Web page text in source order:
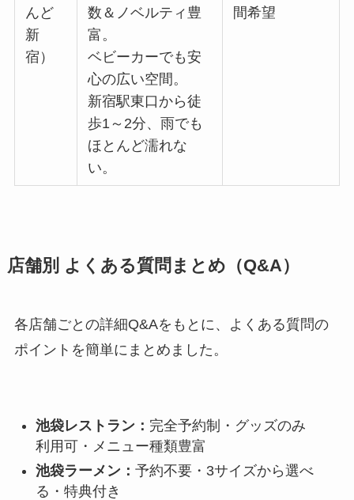
んど
新
宿）
数＆ノベルティ豊
富。
ベビーカーでも安
心の広い空間。
新宿駅東口から徒
歩1～2分、雨でも
ほとんど濡れな
い。
間希望
店舗別 よくある質問まとめ（Q&A）
各店舗ごとの詳細Q&Aをもとに、よくある質問の
ポイントを簡単にまとめました。
池袋レストラン： 完全予約制・グッズのみ
利用可・メニュー種類豊富
池袋ラーメン： 予約不要・3サイズから選べ
る・特典付き